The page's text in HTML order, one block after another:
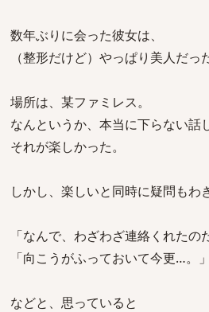
数年ぶりに会った彼女は、
（整形だけど）やっぱり美人だっ
場所は、某ファミレス。
なんというか、本当に下らない話
それが楽しかった。
しかし、楽しいと同時に疑問もわ
「なんで、わざわざ連絡くれたの
「向こうがふっておいて今更…。」
などと、思っていると